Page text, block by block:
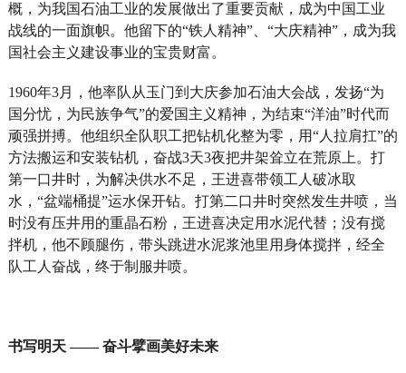
概，为我国石油工业的发展做出了重要贡献，成为中国工业
战线的一面旗帜。他留下的“铁人精神”、“大庆精神”，成为我
国社会主义建设事业的宝贵财富。
1960年3月，他率队从玉门到大庆参加石油大会战，发扬“为
国分忧，为民族争气”的爱国主义精神，为结束“洋油”时代而
顽强拼搏。他组织全队职工把钻机化整为零，用“人拉肩扛”的
方法搬运和安装钻机，奋战3天3夜把井架耸立在荒原上。打
第一口井时，为解决供水不足，王进喜带领工人破冰取
水，“盆端桶提”运水保开钻。打第二口井时突然发生井喷，当
时没有压井用的重晶石粉，王进喜决定用水泥代替；没有搅
拌机，他不顾腿伤，带头跳进水泥浆池里用身体搅拌，经全
队工人奋战，终于制服井喷。
书写明天 —— 奋斗擘画美好未来